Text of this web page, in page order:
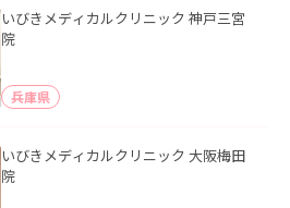
いびきメディカルクリニック 神戸三宮
院
兵庫県
いびきメディカルクリニック 大阪梅田
院